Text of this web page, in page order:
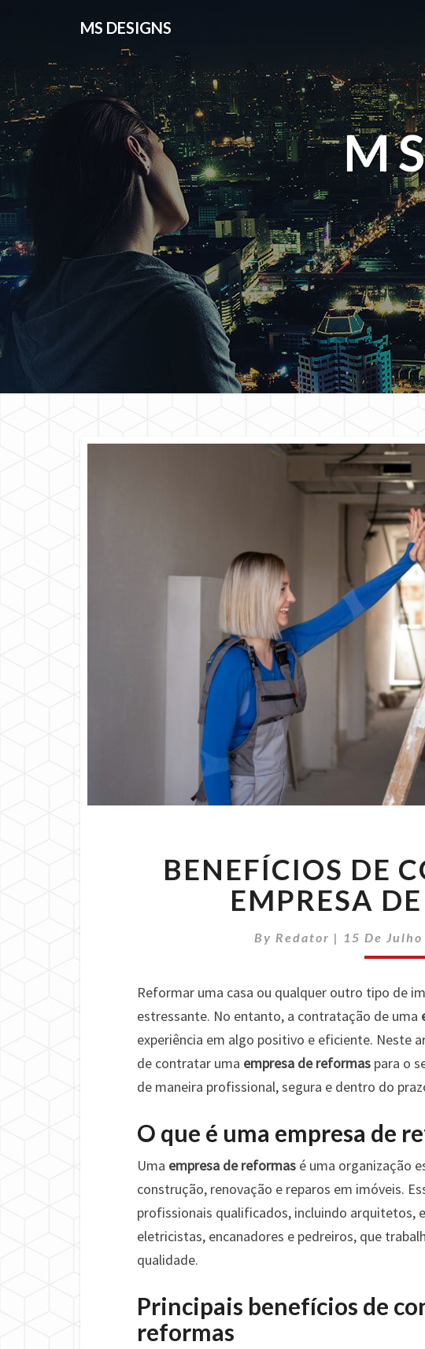
MS DESIGNS
BENEFÍCIOS DE
EMPRESA
By Redator | 15 De
Reformar uma casa ou qualquer outro tipo de
estressante. No entanto, a contratação de uma
experiência em algo positivo e eficiente. Neste
de contratar uma empresa de reformas para o
de maneira profissional, segura e dentro do
O que é uma empresa de
Uma empresa de reformas é uma organização
construção, renovação e reparos em imóveis.
profissionais qualificados, incluindo arquitetos,
eletricistas, encanadores e pedreiros, que
qualidade.
Principais benefícios de
reformas